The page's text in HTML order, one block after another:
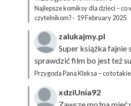
Najlepsze komiksy dla dzieci – co
czytelnikom? · 19 February 2025
zalukajmy.pl
Super książka fajnie
sprawdzić film bo jest też
Przygoda Pana Kleksa – co to
xdziUnia92